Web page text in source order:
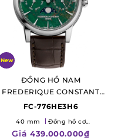
New
ĐỒNG HỒ NAM
FREDERIQUE CONSTANT
"THE ELEMENTS" CLASSIC
MANUFACTURE
FC-776HE3H6
40 mm
Đồng hồ cơ
Giá 439.000.000₫